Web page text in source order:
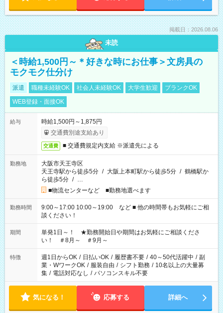
掲載日：2026.08.06
未読
＜時給1,500円～＊好きな時にお仕事＞文房具の
モクモク仕分け
派遣 職種未経験OK 社会人未経験OK 大学生歓迎
ブランクOK
WEB登録・面接OK
給与
時給1,500円～1,875円
交通費別途支給あり
交通費 ■ 交通費規定内支給 ※派遣先による
勤務地
大阪市天王寺区
天王寺駅から徒歩5分 / 大阪上本町駅から徒歩5分 / 鶴橋駅か
ら徒歩5分 / …
■物流センターなど ■勤務地選べます
勤務時間
9:00～17:00 10:00～19:00 など ■ 他の時間帯もお気軽にご相
談ください！
期間
単発1日～！ ★勤務開始日や期間はお気軽にご相談くださ
い！ ＃8月～ ＃9月～
特徴 週1日からOK / 日払いOK / 履歴書不要 / 40～50代活躍中 / 副
業・WワークOK / 服装自由 / シフト勤務 / 10名以上の大量募
集 / 電話対応なし / パソコンスキル不要
気になる！ 応募する 詳細へ